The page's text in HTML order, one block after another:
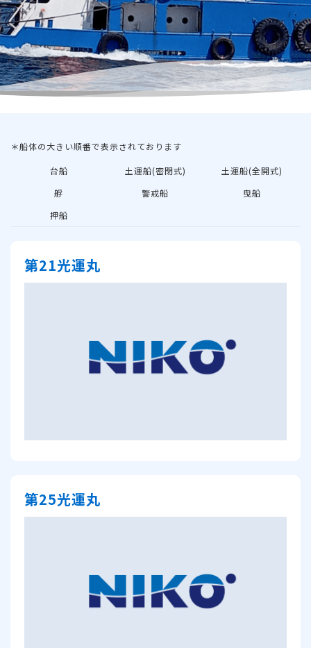
＊船体の大きい順番で表示されております
台船 土運船(密閉式)
土運船(全開式)
艀
警戒船
曳船
押船
第21光運丸
第25光運丸